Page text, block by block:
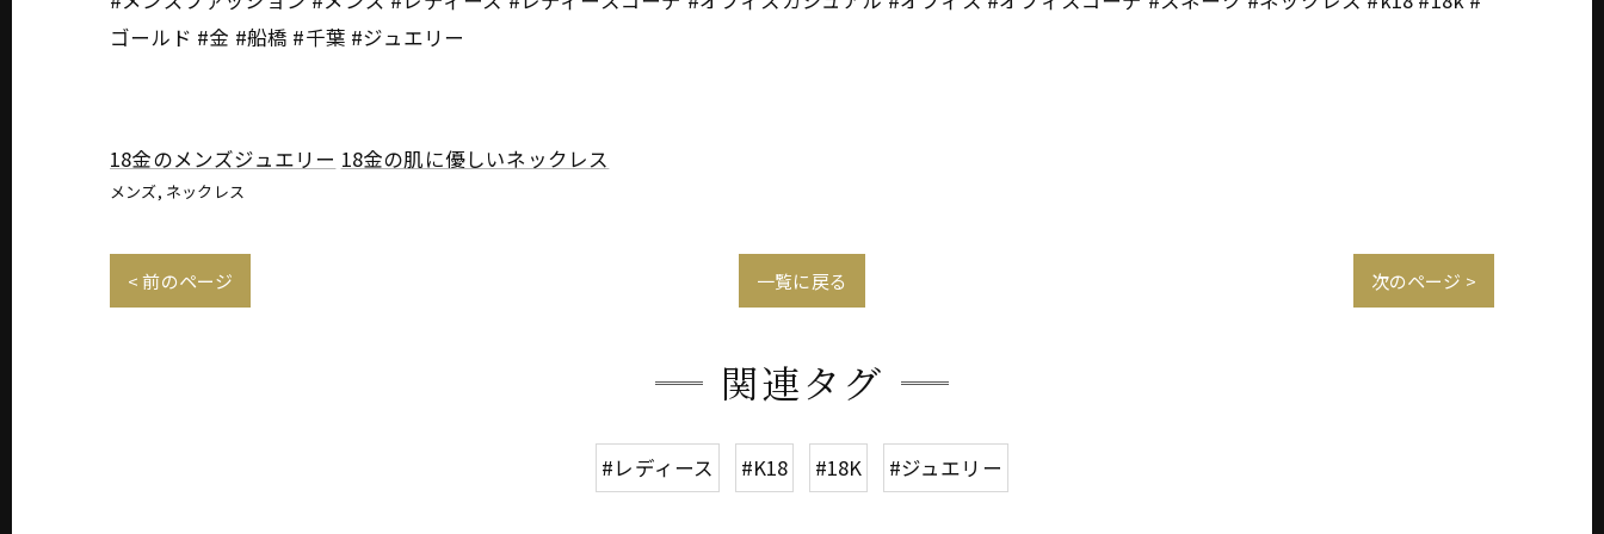
ゴールド #金 #船橋 #千葉 #ジュエリー
18金のメンズジュエリー 18金の肌に優しいネックレス
メンズ ネックレス
< 前のページ 一覧に戻る 次のページ >
関連タグ
#レディース #K18 #18K #ジュエリー